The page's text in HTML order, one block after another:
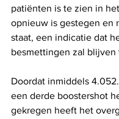
patiënten is te zien in
opnieuw is gestegen en
staat, een indicatie dat
besmettingen zal blijven
Doordat inmiddels
een derde boostershot
gekregen heeft het